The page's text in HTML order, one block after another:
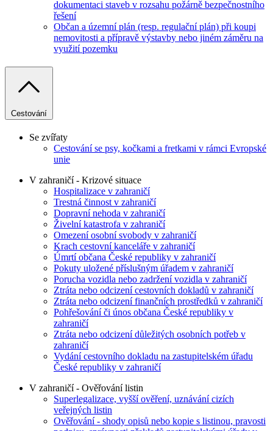
dokumentaci staveb v rozsahu požárně bezpečnostního
řešení
Občan a územní plán (resp. regulační plán) při koupi
nemovitosti a přípravě výstavby nebo jiném záměru na
využití pozemku
Cestování
Se zvířaty
Cestování se psy, kočkami a fretkami v rámci Evropské
unie
V zahraničí - Krizové situace
Hospitalizace v zahraničí
Trestná činnost v zahraničí
Dopravní nehoda v zahraničí
Živelní katastrofa v zahraničí
Omezení osobní svobody v zahraničí
Krach cestovní kanceláře v zahraničí
Úmrtí občana České republiky v zahraničí
Pokuty uložené příslušným úřadem v zahraničí
Porucha vozidla nebo zadržení vozidla v zahraničí
Ztráta nebo odcizení cestovních dokladů v zahraničí
Ztráta nebo odcizení finančních prostředků v zahraničí
Pohřešování či únos občana České republiky v
zahraničí
Ztráta nebo odcizení důležitých osobních potřeb v
zahraničí
Vydání cestovního dokladu na zastupitelském úřadu
České republiky v zahraničí
V zahraničí - Ověřování listin
Superlegalizace, vyšší ověření, uznávání cizích
veřejných listin
Ověřování - shody opisů nebo kopie s listinou, pravosti